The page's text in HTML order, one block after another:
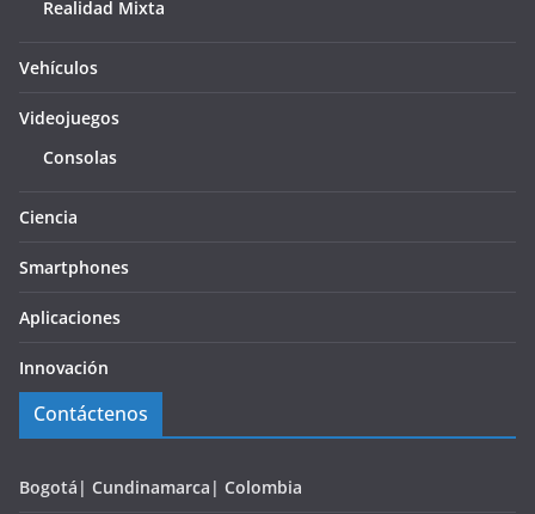
Realidad Mixta
Vehículos
Videojuegos
Consolas
Ciencia
Smartphones
Aplicaciones
Innovación
Contáctenos
Bogotá| Cundinamarca| Colombia